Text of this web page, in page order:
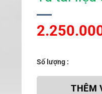
Số lượng :
THÊM